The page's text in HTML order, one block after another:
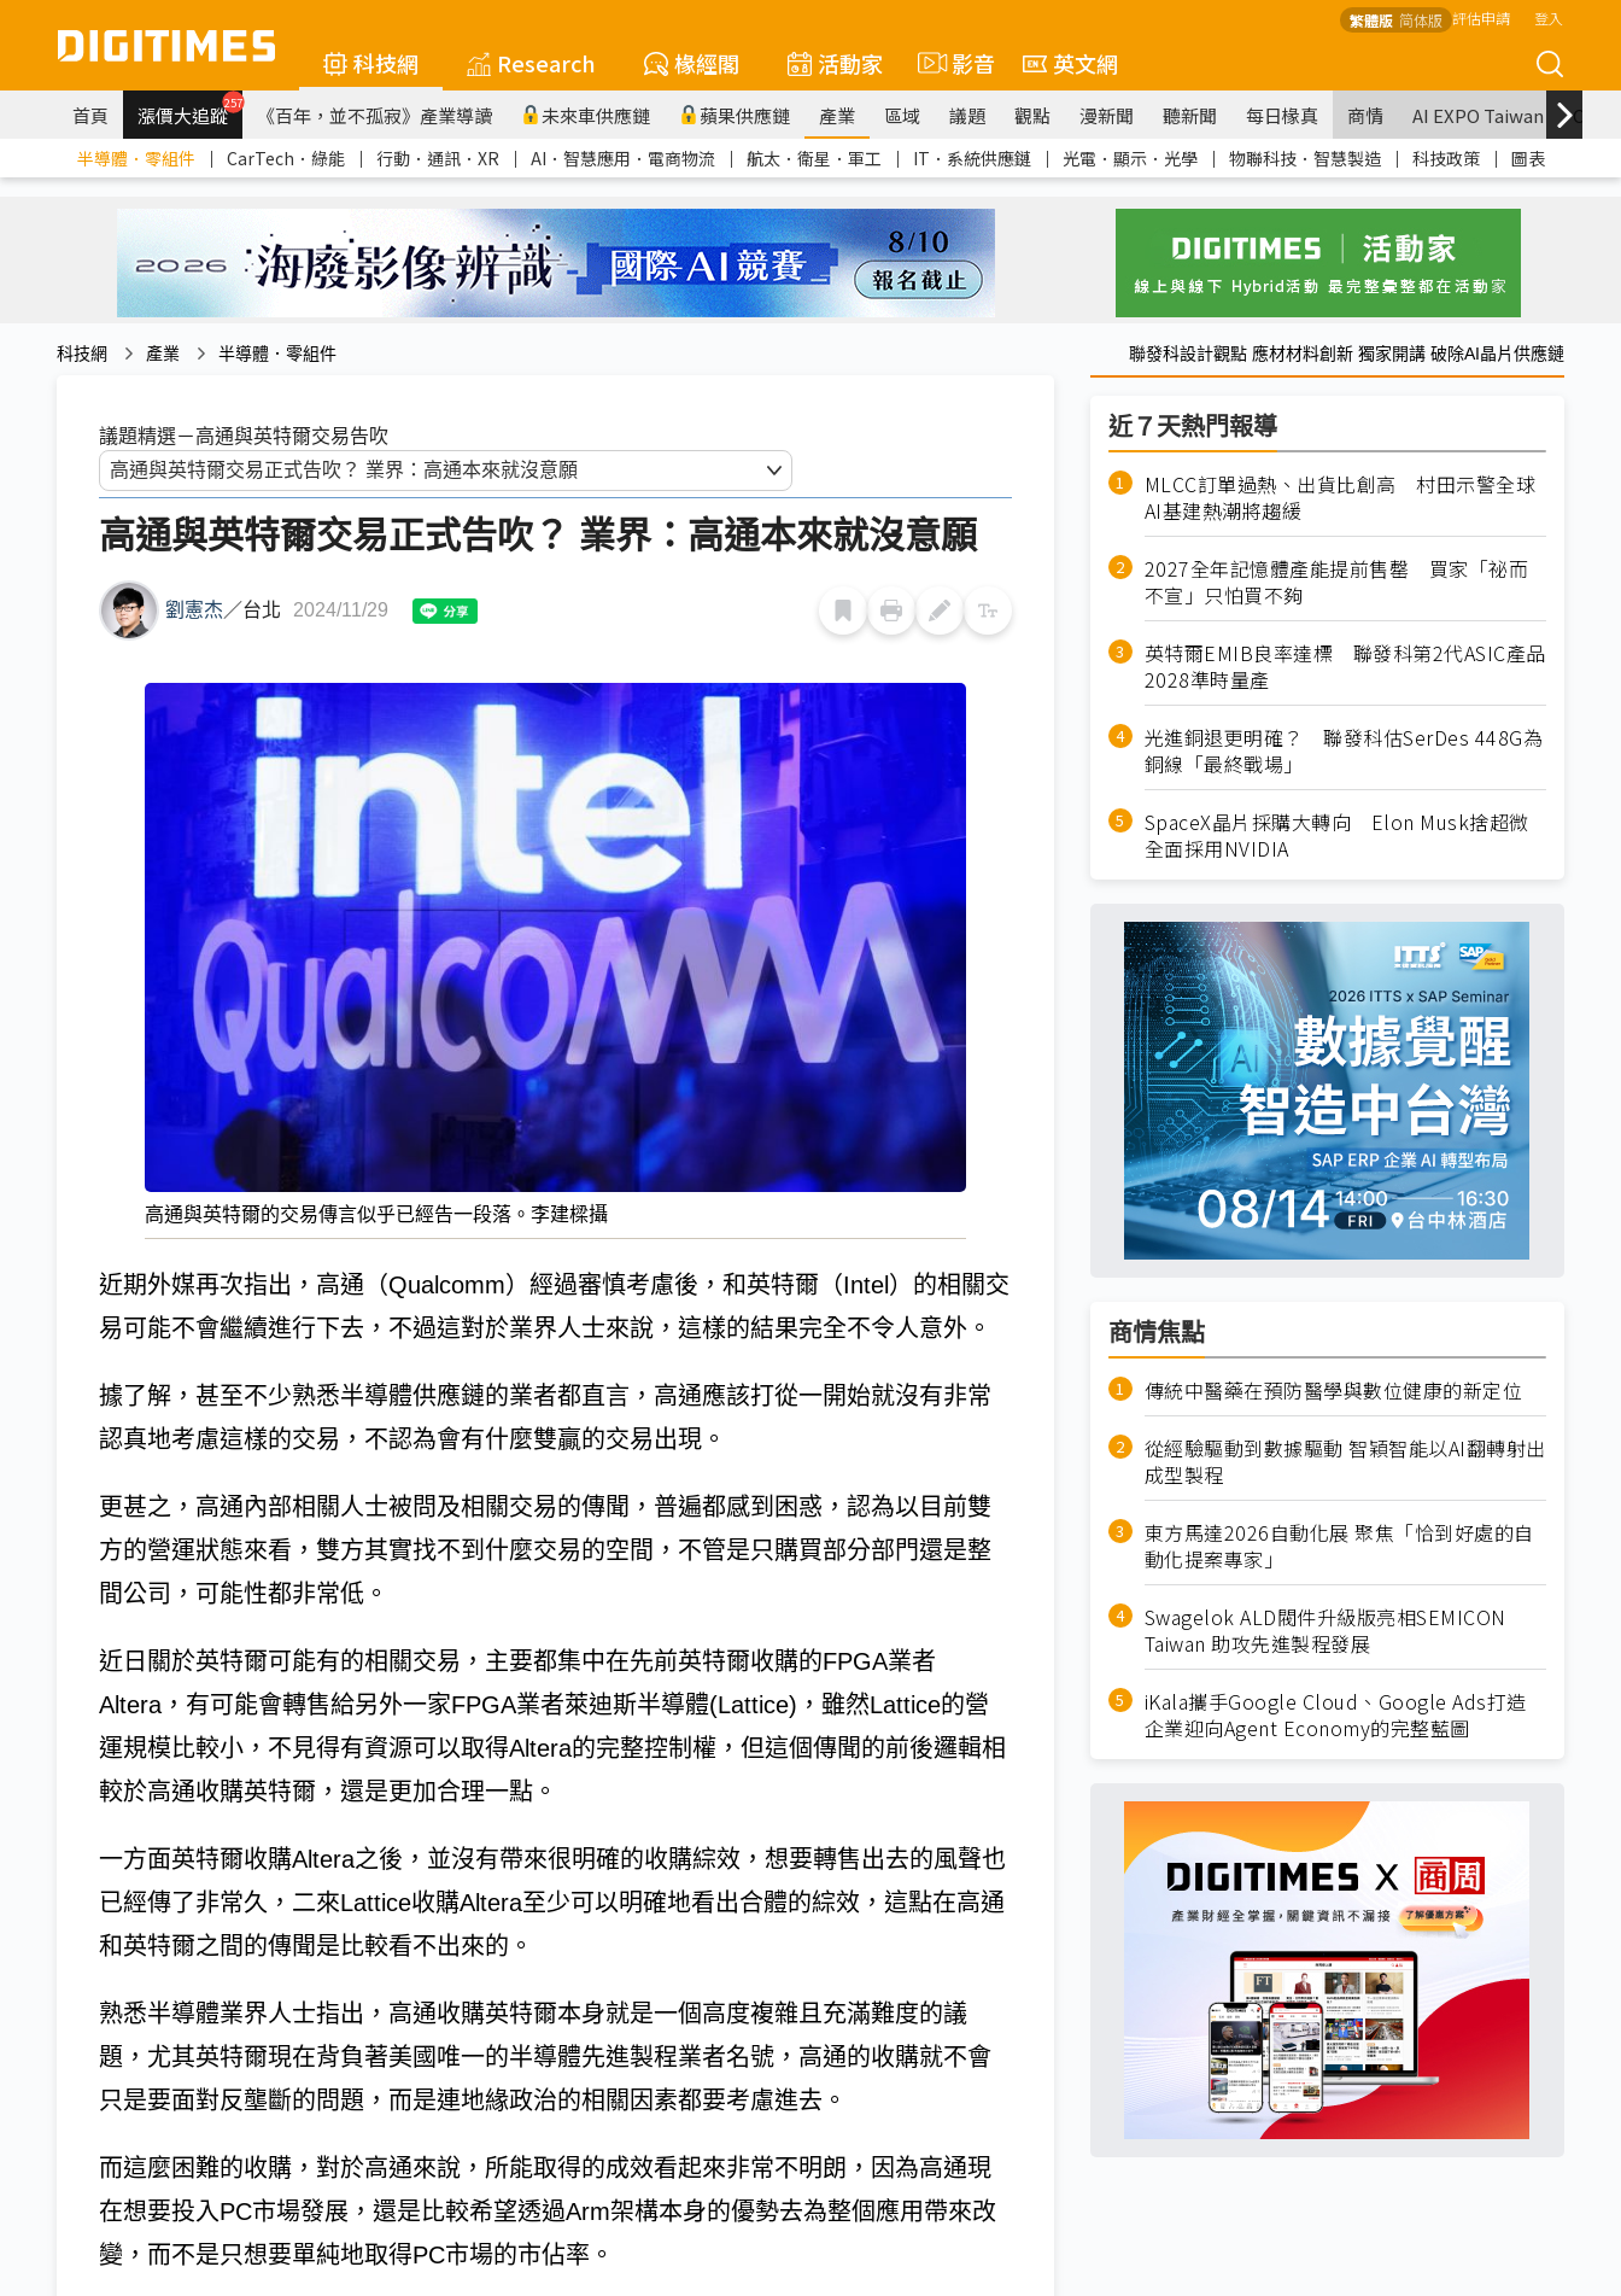
繁體版 简体版 評估申請 登入
科技網 Research 椽經閣 活動家 影音 英文網
首頁 漲價大追蹤257 《百年，並不孤寂》產業導讀 未來車供應鏈 蘋果供應鏈 產業 區域 議題 觀點 漫新聞 聽新聞 每日椽真 商情 AI EXPO Taiwan
半導體．零組件 ｜ CarTech．綠能 ｜ 行動．通訊．XR ｜ AI．智慧應用．電商物流 ｜ 航太．衛星．軍工 ｜ IT．系統供應鏈 ｜ 光電．顯示．光學 ｜ 物聯科技．智慧製造 ｜ 科技政策 ｜ 圖表
科技網 產業 半導體．零組件 聯發科設計觀點 應材材料創新 獨家開講 破除AI晶片供應鏈
議題精選－高通與英特爾交易告吹
高通與英特爾交易正式告吹？ 業界：高通本來就沒意願
劉憲杰 ／台北 2024/11/29
高通與英特爾的交易傳言似乎已經告一段落。李建樑攝
近期外媒再次指出，高通（Qualcomm）經過審慎考慮後，和英特爾（Intel）的相關交
易可能不會繼續進行下去，不過這對於業界人士來說，這樣的結果完全不令人意外。
據了解，甚至不少熟悉半導體供應鏈的業者都直言，高通應該打從一開始就沒有非常
認真地考慮這樣的交易，不認為會有什麼雙贏的交易出現。
更甚之，高通內部相關人士被問及相關交易的傳聞，普遍都感到困惑，認為以目前雙
方的營運狀態來看，雙方其實找不到什麼交易的空間，不管是只購買部分部門還是整
間公司，可能性都非常低。
近日關於英特爾可能有的相關交易，主要都集中在先前英特爾收購的FPGA業者
Altera，有可能會轉售給另外一家FPGA業者萊迪斯半導體(Lattice)，雖然Lattice的營
運規模比較小，不見得有資源可以取得Altera的完整控制權，但這個傳聞的前後邏輯相
較於高通收購英特爾，還是更加合理一點。
一方面英特爾收購Altera之後，並沒有帶來很明確的收購綜效，想要轉售出去的風聲也
已經傳了非常久，二來Lattice收購Altera至少可以明確地看出合體的綜效，這點在高通
和英特爾之間的傳聞是比較看不出來的。
熟悉半導體業界人士指出，高通收購英特爾本身就是一個高度複雜且充滿難度的議
題，尤其英特爾現在背負著美國唯一的半導體先進製程業者名號，高通的收購就不會
只是要面對反壟斷的問題，而是連地緣政治的相關因素都要考慮進去。
而這麼困難的收購，對於高通來說，所能取得的成效看起來非常不明朗，因為高通現
在想要投入PC市場發展，還是比較希望透過Arm架構本身的優勢去為整個應用帶來改
變，而不是只想要單純地取得PC市場的市佔率。
近７天熱門報導
MLCC訂單過熱、出貨比創高 村田示警全球
AI基建熱潮將趨緩
2027全年記憶體產能提前售罄 買家「祕而
不宣」只怕買不夠
英特爾EMIB良率達標 聯發科第2代ASIC產品
2028準時量產
光進銅退更明確？ 聯發科估SerDes 448G為
銅線「最終戰場」
SpaceX晶片採購大轉向 Elon Musk捨超微
全面採用NVIDIA
商情焦點
傳統中醫藥在預防醫學與數位健康的新定位
從經驗驅動到數據驅動 智穎智能以AI翻轉射出
成型製程
東方馬達2026自動化展 聚焦「恰到好處的自
動化提案專家」
Swagelok ALD閥件升級版亮相SEMICON
Taiwan 助攻先進製程發展
iKala攜手Google Cloud、Google Ads打造
企業迎向Agent Economy的完整藍圖